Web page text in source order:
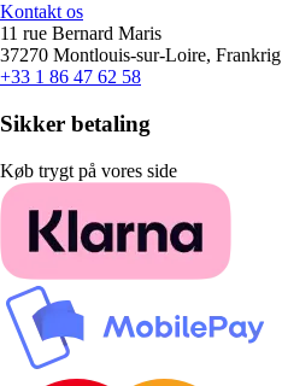
Kontakt os
11 rue Bernard Maris
37270 Montlouis-sur-Loire, Frankrig
+33 1 86 47 62 58
Sikker betaling
Køb trygt på vores side